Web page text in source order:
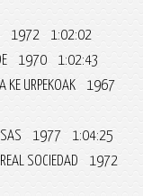
1972 1:02:02
1970 1:02:43
KE URPEKOAK 1967
1977 1:04:25
SOCIEDAD 1972